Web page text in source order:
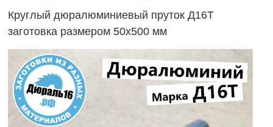
Круглый дюралюминиевый пруток Д16Т
заготовка размером 50x500 мм